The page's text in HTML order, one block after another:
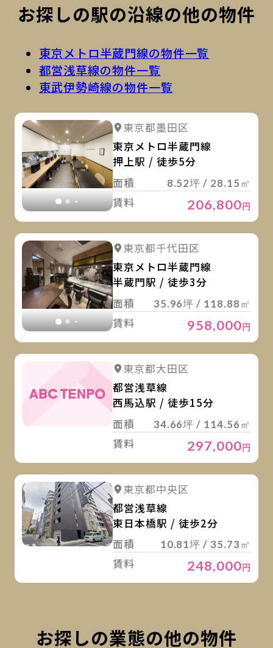
お探しの駅の沿線の他の物件
東京メトロ半蔵門線の物件一覧
都営浅草線の物件一覧
東武伊勢崎線の物件一覧
詳細を見る
東京都墨田区
東京メトロ半蔵門線
押上駅 / 徒歩5分
面積
8.52坪 / 28.15㎡
賃料 206,800円
詳細を見る
東京都千代田区
東京メトロ半蔵門線
半蔵門駅 / 徒歩3分
面積
35.96坪 / 118.88㎡
賃料 958,000円
東京都大田区
都営浅草線
西馬込駅 / 徒歩15分
面積
34.66坪 / 114.56㎡
賃料 297,000円
詳細を見る
東京都中央区
都営浅草線
東日本橋駅 / 徒歩2分
面積
10.81坪 / 35.73㎡
賃料 248,000円
お探しの業態の他の物件